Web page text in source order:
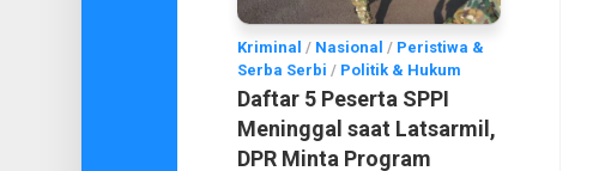
Kriminal / Nasional / Peristiwa &
Serba Serbi / Politik & Hukum
Daftar 5 Peserta SPPI
Meninggal saat Latsarmil,
DPR Minta Program